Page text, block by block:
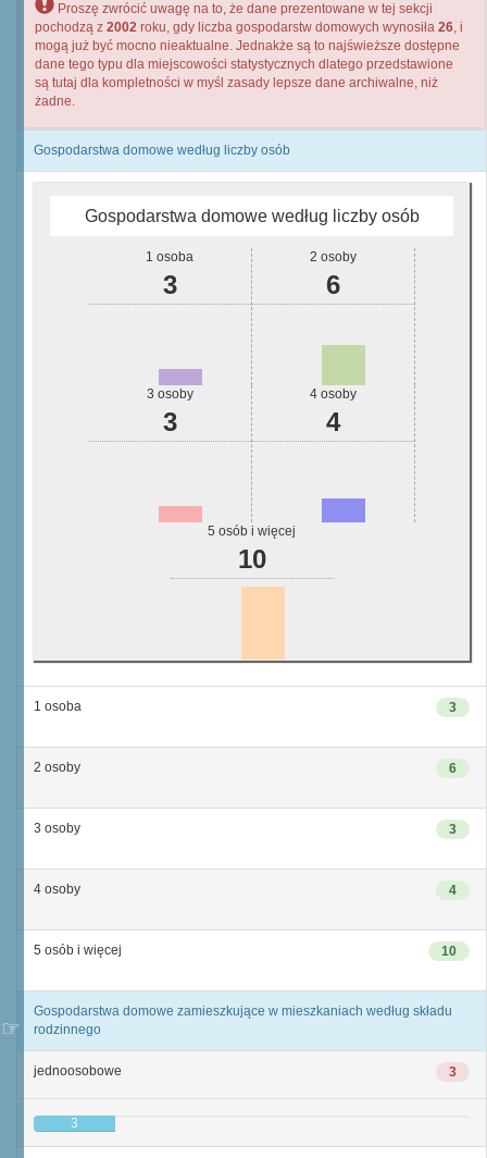
Proszę zwrócić uwagę na to, że dane prezentowane w tej sekcji
pochodzą z 2002 roku, gdy liczba gospodarstw domowych wynosiła 26, i
mogą już być mocno nieaktualne. Jednakże są to najświeższe dostępne
dane tego typu dla miejscowości statystycznych dlatego przedstawione
są tutaj dla kompletności w myśl zasady lepsze dane archiwalne, niż
żadne.
Gospodarstwa domowe według liczby osób
Gospodarstwa domowe według liczby osób
1 osoba
3
2 osoby
6
3 osoby
3
4 osoby
4
5 osób i więcej
10
3
1 osoba
6
2 osoby
3
3 osoby
4
4 osoby
10
5 osób i więcej
Gospodarstwa domowe zamieszkujące w mieszkaniach według składu
rodzinnego
3
jednoosobowe
3